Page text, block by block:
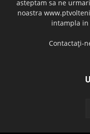
asteptam sa ne
noastra
intampla
Contactați-